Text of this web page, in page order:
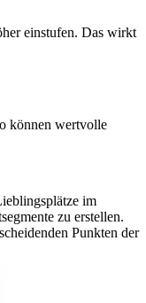
einstufen. Das wirkt
können wertvolle
im
zu erstellen.
Punkten der